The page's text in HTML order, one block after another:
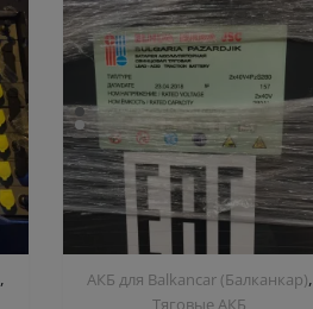
, АКБ для Balkanсar (Балканкар),
Тяговые АКБ